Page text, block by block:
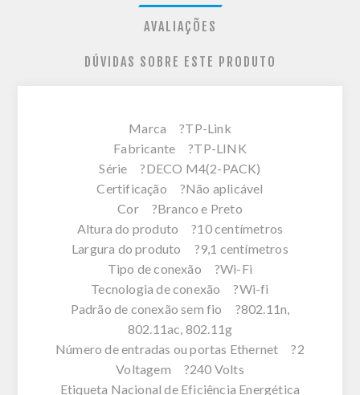
AVALIAÇÕES
DÚVIDAS SOBRE ESTE PRODUTO
Marca ?TP-Link
Fabricante ?TP-LINK
Série ?DECO M4(2-PACK)
Certificação ?Não aplicável
Cor ?Branco e Preto
Altura do produto ?10 centímetros
Largura do produto ?9,1 centímetros
Tipo de conexão ?Wi-Fi
Tecnologia de conexão ?Wi-fi
Padrão de conexão sem fio ?802.11n,
802.11ac, 802.11g
Número de entradas ou portas Ethernet ?2
Voltagem ?240 Volts
Etiqueta Nacional de Eficiência Energética